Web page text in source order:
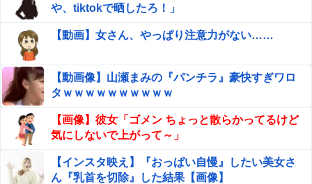
や、tiktokで晒したろ！」
【動画】女さん、やっぱり注意力がない……
【動画像】山瀬まみの『パンチラ』豪快すぎワロ
タｗｗｗｗｗｗｗｗｗｗ
【画像】彼女「ゴメン ちょっと散らかってるけど
気にしないで上がって～」
【インスタ映え】『おっぱい自慢』したい美女さ
ん『乳首を切除』した結果【画像】